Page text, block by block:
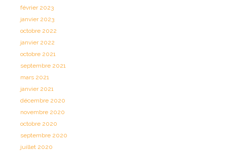
février 2023
janvier 2023
octobre 2022
janvier 2022
octobre 2021
septembre 2021
mars 2021
janvier 2021
décembre 2020
novembre 2020
octobre 2020
septembre 2020
juillet 2020